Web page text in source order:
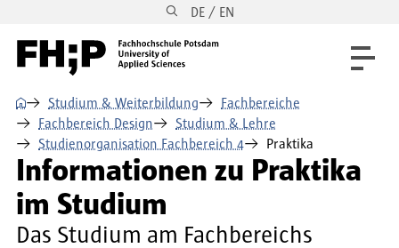
Direkt zur Hauptnavigation DE / EN
⌂ Studium & Weiterbildung
Fachbereiche
Fachbereich Design
Studium & Lehre
Studienorganisation Fachbereich 4
Praktika
Informationen zu Praktika
im Studium
Das Studium am Fachbereichs